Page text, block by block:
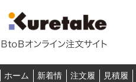
ホーム
新着情
注文履
見積履